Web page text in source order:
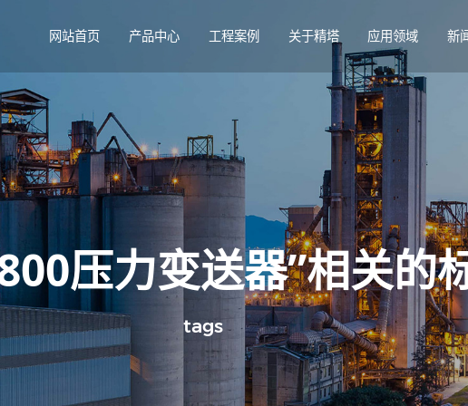
网站首页 产品中心 工程案例 关于精塔 应用领域 新
压力变送器”相关的
tags